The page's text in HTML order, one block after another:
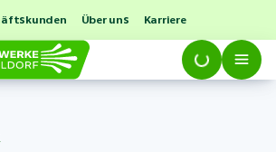
Über uns Karriere